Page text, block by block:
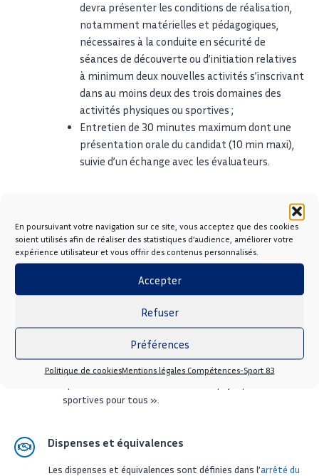
En poursuivant votre navigation sur ce site, vous acceptez que des cookies
soient utilisés afin de réaliser des statistiques d’audience, améliorer votre
expérience utilisateur et vous offrir des contenus personnalisés.
Accepter
Refuser
Préférences
Politique de cookiesMentions légales Compétences-Sport 83
devra présenter les conditions de réalisation,
notamment matérielles et pédagogiques,
nécessaires à la conduite en sécurité de
séances de découverte ou d’initiation relatives
à minimum deux nouvelles activités s’inscrivant
dans au moins deux des trois domaines des
activités physiques ou sportives ;
Entretien de 30 minutes maximum dont une
présentation orale du candidat (10 min maxi),
suivie d’un échange avec les évaluateurs.
La formation BPJEPS MAPST- à coloration Sport Santé,
sous réserve de réussite aux examens, conduit au diplôme de
niveau 4 :
Délivré par le Ministère des sports, de la Jeunesse et de
Intitulé Brevet professionnel de la jeunesse, de
l’éducation populaire et du sport spécialité « éducateur
sportives pour tous ».
Dispenses et équivalences
Les dispenses et équivalences sont définies dans l’arrêté du